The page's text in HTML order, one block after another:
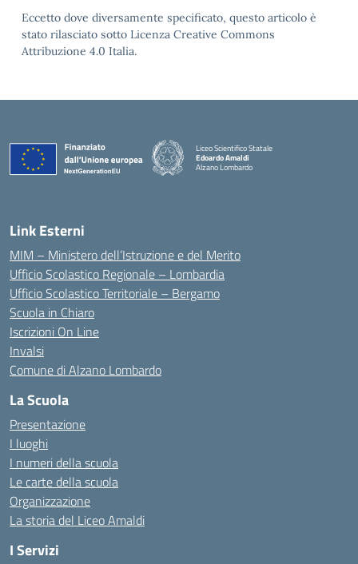
Eccetto dove diversamente specificato, questo articolo è
stato rilasciato sotto Licenza Creative Commons
Attribuzione 4.0 Italia.
Liceo Scientifico Statale
Edoardo Amaldi
Alzano Lombardo
Link Esterni
MIM – Ministero dell’Istruzione e del Merito
Ufficio Scolastico Regionale – Lombardia
Ufficio Scolastico Territoriale – Bergamo
Scuola in Chiaro
Iscrizioni On Line
Invalsi
Comune di Alzano Lombardo
La Scuola
Presentazione
I luoghi
I numeri della scuola
Le carte della scuola
Organizzazione
La storia del Liceo Amaldi
I Servizi